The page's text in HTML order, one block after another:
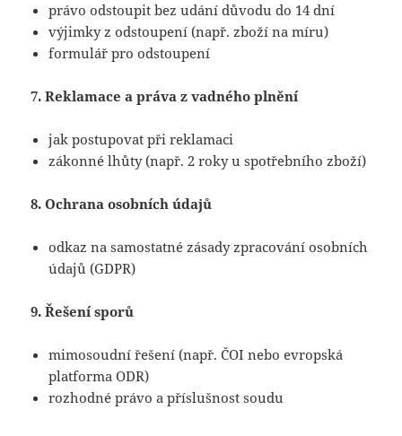
právo odstoupit bez udání důvodu do 14 dní
výjimky z odstoupení (např. zboží na míru)
formulář pro odstoupení
7. Reklamace a práva z vadného plnění
jak postupovat při reklamaci
zákonné lhůty (např. 2 roky u spotřebního zboží)
8. Ochrana osobních údajů
odkaz na samostatné zásady zpracování osobních
údajů (GDPR)
9. Řešení sporů
mimosoudní řešení (např. ČOI nebo evropská
platforma ODR)
rozhodné právo a příslušnost soudu